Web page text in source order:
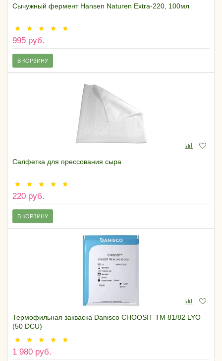
Сычужный фермент Hansen Naturen Extra-220, 100мл
995 руб.
В КОРЗИНУ
Салфетка для прессования сыра
220 руб.
В КОРЗИНУ
Термофильная закваска Danisco CHOOSIT ТМ 81/82 LYO
(50 DCU)
1 980 руб.